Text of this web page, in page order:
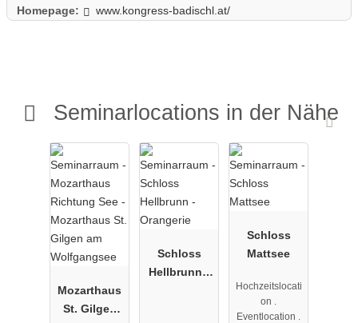
Homepage: www.kongress-badischl.at/
Seminarlocations in der Nähe
Mozarthaus
St. Gilgen
Schloss
Hellbrunn -
Schloss
Mattsee
Hochzeitslocati
on .
Eventlocation .